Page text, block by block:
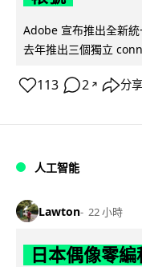
Adobe 宣布推出全新
去年推出三個獨立
113 2 ↗ 分享
人工智能
Lawton 22 小時
日本偶像零